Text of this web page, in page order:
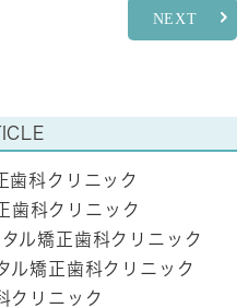
NEXT
歯科クリニック
科クリニック
ル矯正歯科クリニック
ル矯正歯科クリニック
クリニック